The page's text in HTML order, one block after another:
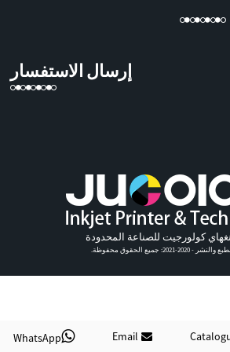
Email
WhatsApp
إرسال الاستفسار
كولورجيت للصناعة المحدودة
2021: جميع الحقوق محفوظة.